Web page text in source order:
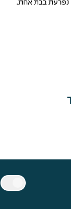
נפרעת בבת אחת.